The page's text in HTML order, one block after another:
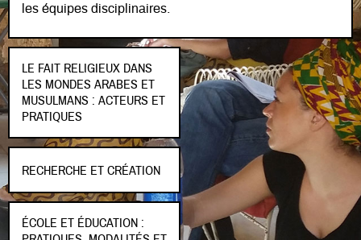
les équipes disciplinaires.
LE FAIT RELIGIEUX DANS
LES MONDES ARABES ET
MUSULMANS : ACTEURS ET
PRATIQUES
RECHERCHE ET CRÉATION
ÉCOLE ET ÉDUCATION :